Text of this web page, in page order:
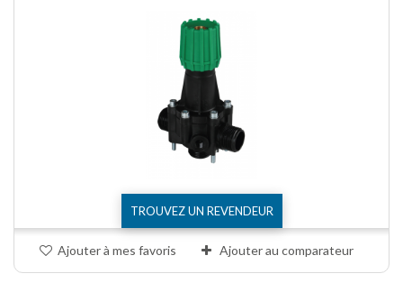
TROUVEZ UN REVENDEUR
Ajouter à mes favoris Ajouter au comparateur